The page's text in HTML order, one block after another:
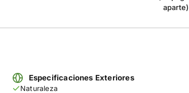
aparte)
Especificaciones Exteriores
Naturaleza